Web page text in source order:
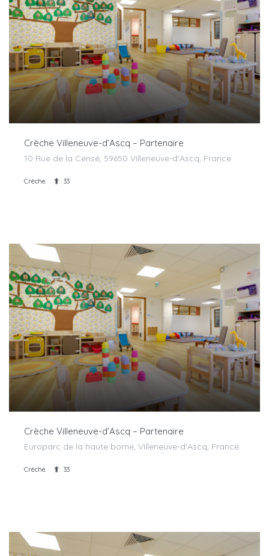
Crèche Villeneuve-d’Ascq – Partenaire
10 Rue de la Censé, 59650 Villeneuve-d'Ascq, France
Crèche 33
Crèche Villeneuve-d’Ascq – Partenaire
Europarc de la haute borne, Villeneuve-d'Ascq, France
Crèche 33